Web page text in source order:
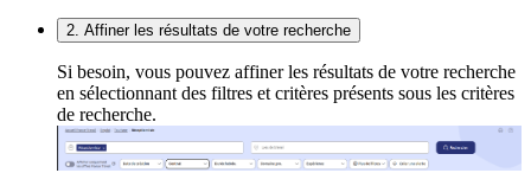
2. Affiner les résultats de votre recherche
Si besoin, vous pouvez affiner les résultats de votre recherche
en sélectionnant des filtres et critères présents sous les critères
de recherche.